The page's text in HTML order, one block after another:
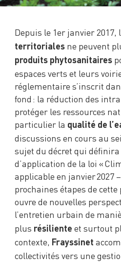
Depuis le 1er janvier 2017,
territoriales ne peuvent
produits phytosanitaires
espaces verts et leurs
réglementaire s’inscrit
fond : la réduction des
protéger les ressources
particulier la qualité de
discussions en cours au
sujet du décret qui
d’application de la loi «
applicable en janvier 2027
prochaines étapes de
ouvre de nouvelles
l’entretien urbain de
plus résiliente et surtout
contexte, Frayssinet
collectivités vers une